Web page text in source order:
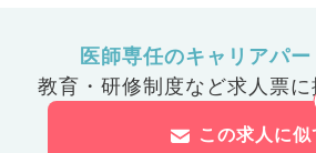
医師専任のキャリアパー
教育・研修制度など求人票に
この求人に